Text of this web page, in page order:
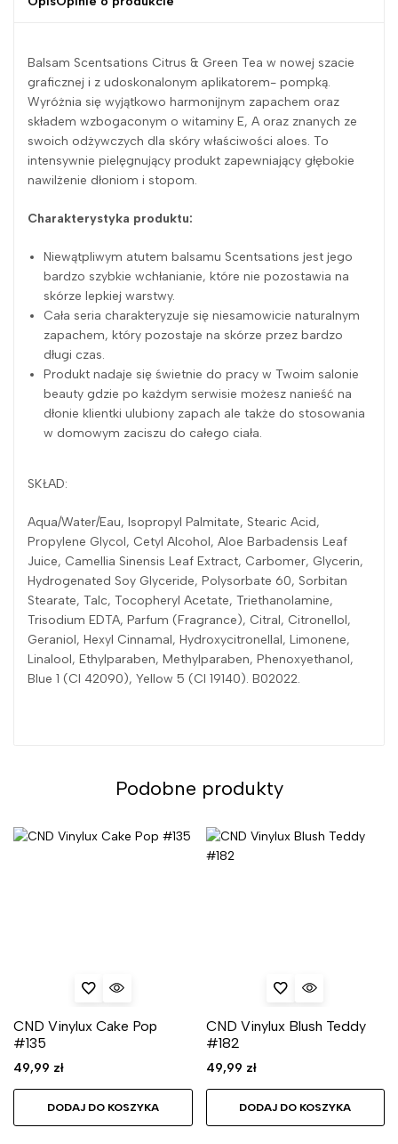
Balsam Scentsations Citrus & Green Tea w nowej szacie
graficznej i z udoskonalonym aplikatorem- pompką.
Wyróżnia się wyjątkowo harmonijnym zapachem oraz
składem wzbogaconym o witaminy E, A oraz znanych ze
swoich odżywczych dla skóry właściwości aloes. To
intensywnie pielęgnujący produkt zapewniający głębokie
nawilżenie dłoniom i stopom.
Charakterystyka produktu:
Niewątpliwym atutem balsamu Scentsations jest jego
bardzo szybkie wchłanianie, które nie pozostawia na
skórze lepkiej warstwy.
Cała seria charakteryzuje się niesamowicie naturalnym
zapachem, który pozostaje na skórze przez bardzo
długi czas.
Produkt nadaje się świetnie do pracy w Twoim salonie
beauty gdzie po każdym serwisie możesz nanieść na
dłonie klientki ulubiony zapach ale także do stosowania
w domowym zaciszu do całego ciała.
SKŁAD:
Aqua/Water/Eau, Isopropyl Palmitate, Stearic Acid,
Propylene Glycol, Cetyl Alcohol, Aloe Barbadensis Leaf
Juice, Camellia Sinensis Leaf Extract, Carbomer, Glycerin,
Hydrogenated Soy Glyceride, Polysorbate 60, Sorbitan
Stearate, Talc, Tocopheryl Acetate, Triethanolamine,
Trisodium EDTA, Parfum (Fragrance), Citral, Citronellol,
Geraniol, Hexyl Cinnamal, Hydroxycitronellal, Limonene,
Linalool, Ethylparaben, Methylparaben, Phenoxyethanol,
Blue 1 (CI 42090), Yellow 5 (CI 19140). B02022.
Podobne produkty
CND Vinylux Cake Pop
#135
49,99 zł
DODAJ DO KOSZYKA
CND Vinylux Blush Teddy
#182
49,99 zł
DODAJ DO KOSZYKA